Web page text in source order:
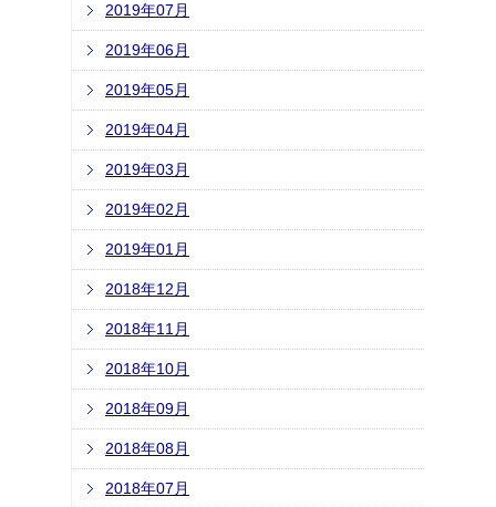
2019年07月
2019年06月
2019年05月
2019年04月
2019年03月
2019年02月
2019年01月
2018年12月
2018年11月
2018年10月
2018年09月
2018年08月
2018年07月